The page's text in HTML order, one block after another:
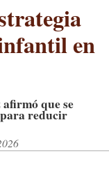
en
que se
reducir